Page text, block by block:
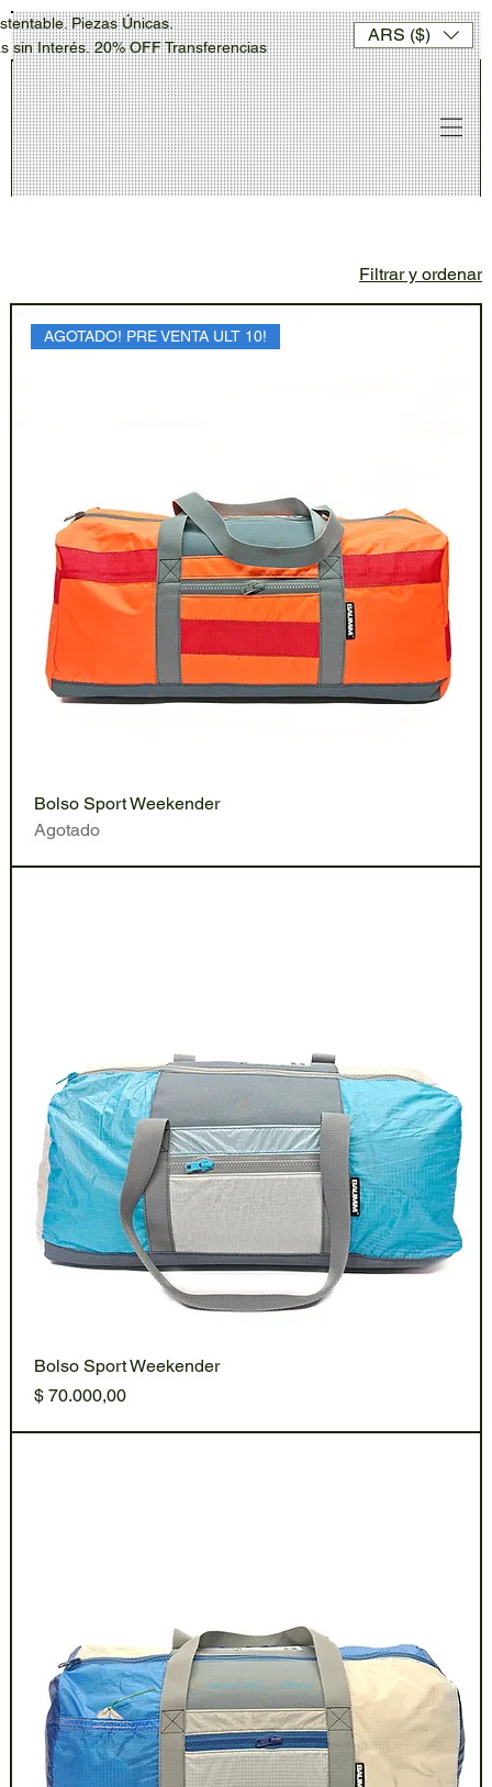
Piezas Únicas.
Interés. 20% OFF Transferencias
ARS ($)
Filtrar y ordenar
AGOTADO! PRE VENTA ULT 10!
Bolso Sport Weekender
Agotado
Bolso Sport Weekender
Precio
$ 70.000,00